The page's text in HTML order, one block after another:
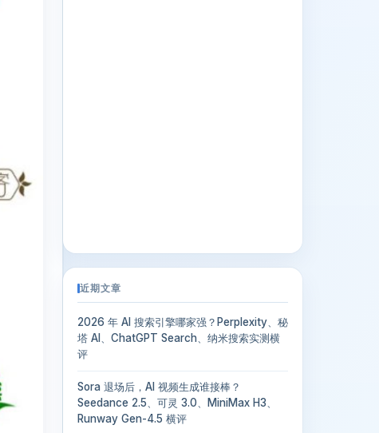
近期文章
2026 年 AI 搜索引擎哪家强？Perplexity、秘
塔 AI、ChatGPT Search、纳米搜索实测横
评
Sora 退场后，AI 视频生成谁接棒？
Seedance 2.5、可灵 3.0、MiniMax H3、
Runway Gen-4.5 横评